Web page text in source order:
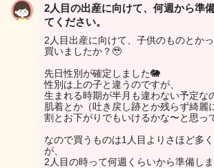
2人目の出産に向けて、何週から準
てください。
2人目出産に向けて、子供のものとか
買いましたか？🥹
先日性別が確定しました🐘
性別は上の子と違うのですが、
生まれる時期が半月も違わない予定な
肌着とか（吐き戻し跡とか残らず綺麗
割とお下がりでもいけるかな〜と思っ
なので買うものは1人目よりさほど多
が、
2人目の時って何週くらいから準備し